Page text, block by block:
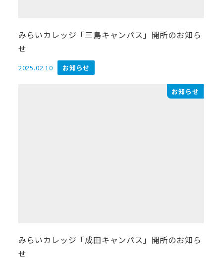
みらいカレッジ「三島キャンパス」開所のお知ら
せ
投稿日
2025.02.10 お知らせ
お知らせ
みらいカレッジ「成田キャンパス」開所のお知ら
せ